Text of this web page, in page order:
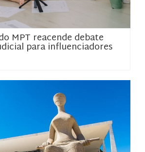
MPT reacende debate
para influenciadores